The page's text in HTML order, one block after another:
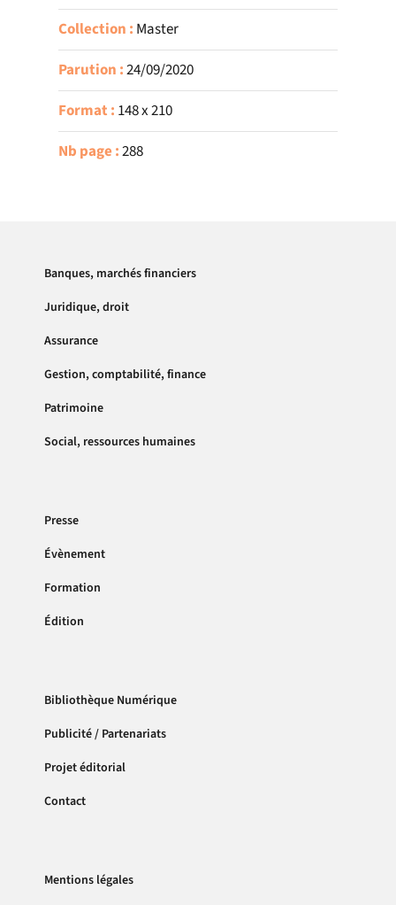
Collection : Master
Parution :24/09/2020
Format : 148 x 210
Nb page :288
Banques, marchés financiers
Juridique, droit
Assurance
Gestion, comptabilité, finance
Patrimoine
Social, ressources humaines
Presse
Évènement
Formation
Édition
Bibliothèque Numérique
Publicité / Partenariats
Projet éditorial
Contact
Mentions légales